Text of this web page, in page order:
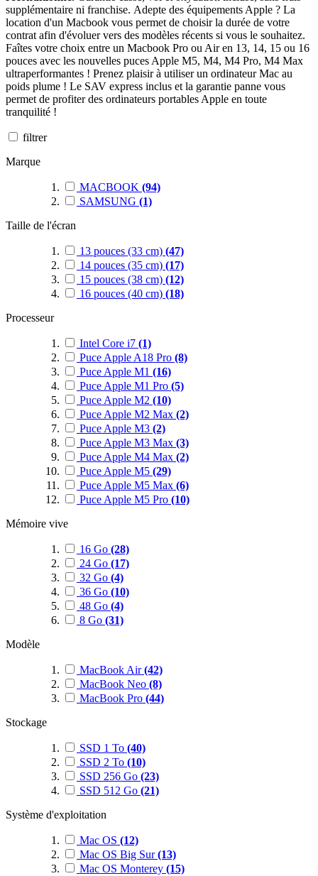
supplémentaire ni franchise. Adepte des équipements Apple ? La
location d'un Macbook vous permet de choisir la durée de votre
contrat afin d'évoluer vers des modèles récents si vous le souhaitez.
Faîtes votre choix entre un Macbook Pro ou Air en 13, 14, 15 ou 16
pouces avec les nouvelles puces Apple M5, M4, M4 Pro, M4 Max
ultraperformantes ! Prenez plaisir à utiliser un ordinateur Mac au
poids plume ! Le SAV express inclus et la garantie panne vous
permet de profiter des ordinateurs portables Apple en toute
tranquilité !
filtrer
Marque
MACBOOK (94)
SAMSUNG (1)
Taille de l'écran
13 pouces (33 cm) (47)
14 pouces (35 cm) (17)
15 pouces (38 cm) (12)
16 pouces (40 cm) (18)
Processeur
Intel Core i7 (1)
Puce Apple A18 Pro (8)
Puce Apple M1 (16)
Puce Apple M1 Pro (5)
Puce Apple M2 (10)
Puce Apple M2 Max (2)
Puce Apple M3 (2)
Puce Apple M3 Max (3)
Puce Apple M4 Max (2)
Puce Apple M5 (29)
Puce Apple M5 Max (6)
Puce Apple M5 Pro (10)
Mémoire vive
16 Go (28)
24 Go (17)
32 Go (4)
36 Go (10)
48 Go (4)
8 Go (31)
Modèle
MacBook Air(42)
MacBook Neo (8)
MacBook Pro (44)
Stockage
SSD 1 To (40)
SSD 2 To (10)
SSD 256 Go (23)
SSD 512 Go (21)
Système d'exploitation
Mac OS (12)
Mac OS Big Sur(13)
Mac OS Monterey (15)